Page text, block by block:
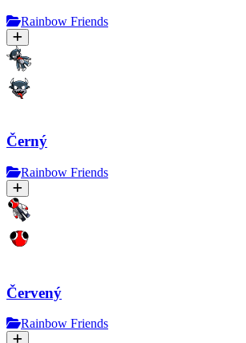
Rainbow Friends
Černý
Rainbow Friends
Červený
Rainbow Friends